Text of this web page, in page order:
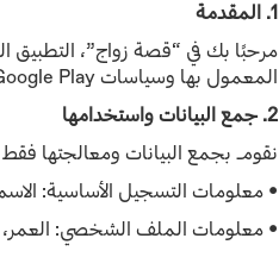
1. المقدمة
مرحبًا بك في “قصة زواج”، التطبيق
المعمول بها وسياسات Google Play و
2. جمع البيانات واستخدامها
نقوم بجمع البيانات ومعالجتها
• معلومات التسجيل الأساسية:
• معلومات الملف الشخصي: العمر،